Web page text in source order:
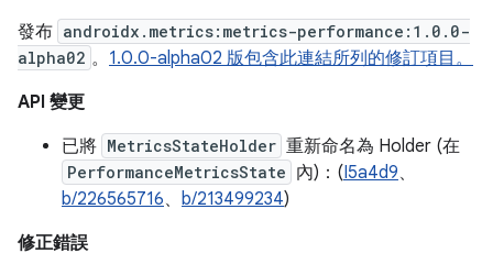
發布 androidx.metrics:metrics-performance:1.0.0-
alpha02 。 1.0.0-alpha02 版包含此連結所列的修訂項目。
API 變更
已將 MetricsStateHolder 重新命名為 Holder (在
PerformanceMetricsState 內)：(I5a4d9、
b/226565716、 b/213499234)
修正錯誤